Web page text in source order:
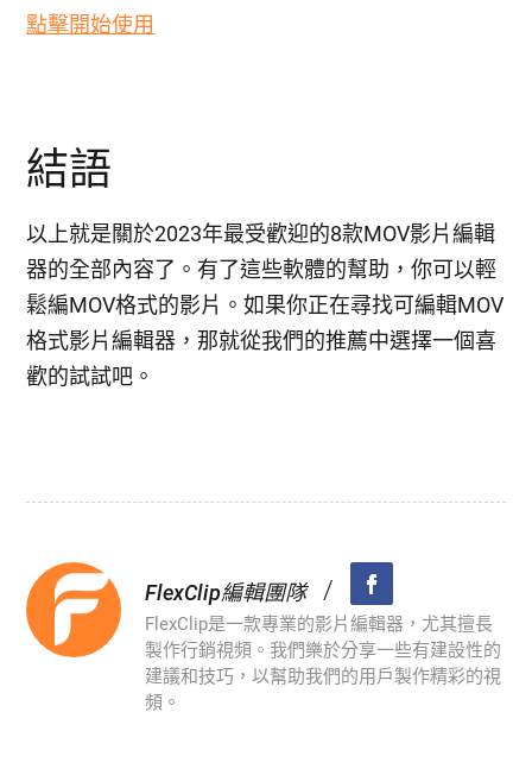
點擊開始使用
結語
以上就是關於2023年最受歡迎的8款MOV影片編輯
器的全部內容了。有了這些軟體的幫助，你可以輕
鬆編MOV格式的影片。如果你正在尋找可編輯MOV
格式影片編輯器，那就從我們的推薦中選擇一個喜
歡的試試吧。
FlexClip編輯團隊 /
FlexClip是一款專業的影片編輯器，尤其擅長
製作行銷視頻。我們樂於分享一些有建設性的
建議和技巧，以幫助我們的用戶製作精彩的視
頻。